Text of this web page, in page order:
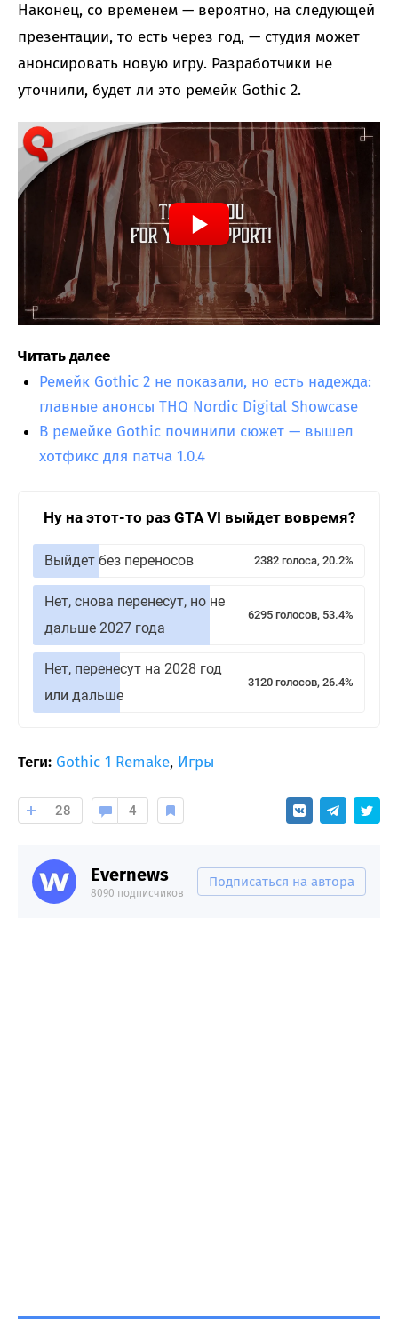
Наконец, со временем — вероятно, на следующей
презентации, то есть через год, — студия может
анонсировать новую игру. Разработчики не
уточнили, будет ли это ремейк Gothic 2.
Читать далее
Ремейк Gothic 2 не показали, но есть надежда:
главные анонсы THQ Nordic Digital Showcase
В ремейке Gothic починили сюжет — вышел
хотфикс для патча 1.0.4
Ну на этот-то раз GTA VI выйдет вовремя?
Выйдет без переносов 2382 голоса, 20.2%
Нет, снова перенесут, но не
дальше 2027 года
6295 голосов, 53.4%
Нет, перенесут на 2028 год
или дальше
3120 голосов, 26.4%
Теги: Gothic 1 Remake, Игры
28 4
Evernews
8090 подписчиков
Подписаться на автора